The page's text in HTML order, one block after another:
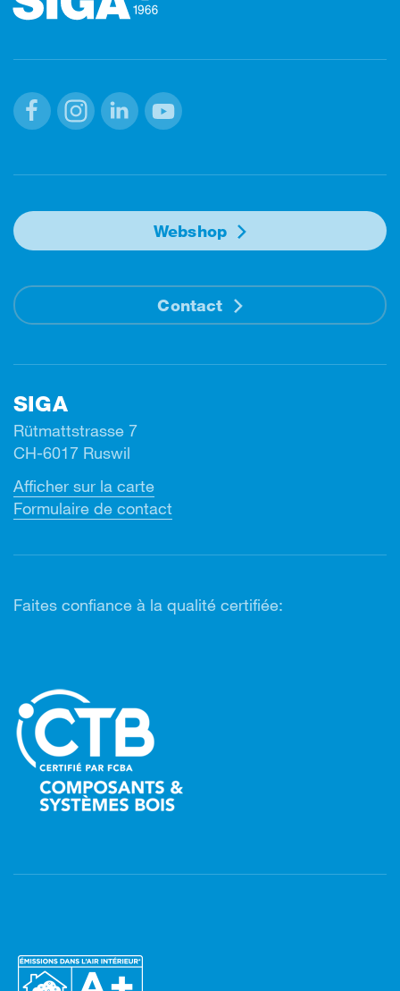
Webshop
Contact
SIGA
Rütmattstrasse 7
CH-6017 Ruswil
Afficher sur la carte
Formulaire de contact
Faites confiance à la qualité certifiée: